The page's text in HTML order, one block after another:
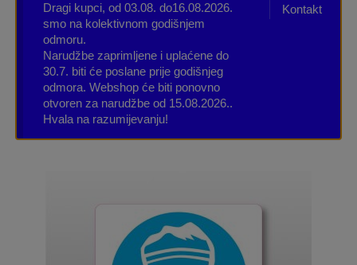
Kontakt
Dragi kupci, od 03.08. do16.08.2026.
smo na kolektivnom godišnjem
odmoru.
Narudžbe zaprimljene i uplaćene do
30.7. biti će poslane prije godišnjeg
odmora. Webshop će biti ponovno
otvoren za narudžbe od 15.08.2026..
Hvala na razumijevanju!